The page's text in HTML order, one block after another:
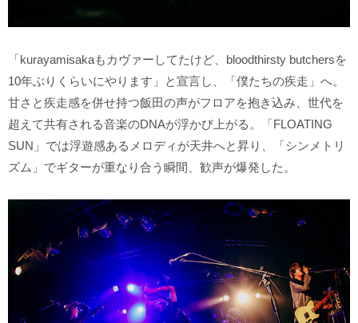
「kurayamisakaもカヴァーしてたけど、bloodthirsty butchersを
10年ぶりくらいにやります」と宣言し、「僕たちの疾走」へ。
甘さと疾走感を併せ持つ飯田の声がフロアを抱き込み、世代を
超えて共有される音楽のDNAが浮かび上がる。「FLOATING
SUN」では浮遊感あるメロディが天井へと昇り、「シンメトリ
ズム」でギターが重なり合う瞬間、歓声が爆発した。